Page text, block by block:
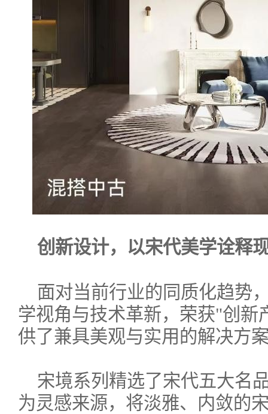
创新设计，以宋代美学诠释
面对当前行业的同质化趋势
学视角与技术革新，荣获"创新
供了兼具美观与实用的解决方
宋境系列精选了宋代五大名
为灵感来源，将淡雅、内敛的